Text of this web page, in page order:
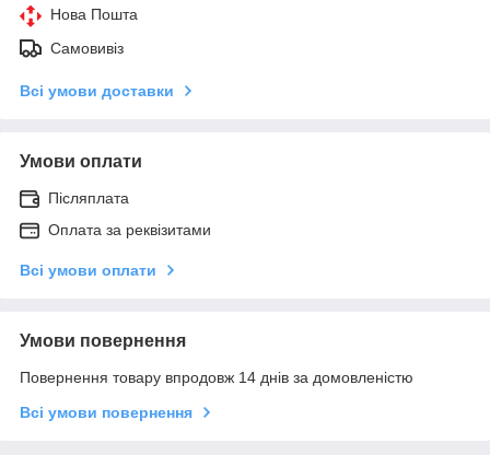
Нова Пошта
Самовивіз
Всі умови доставки
Умови оплати
Післяплата
Оплата за реквізитами
Всі умови оплати
Умови повернення
Повернення товару впродовж 14 днів за домовленістю
Всі умови повернення